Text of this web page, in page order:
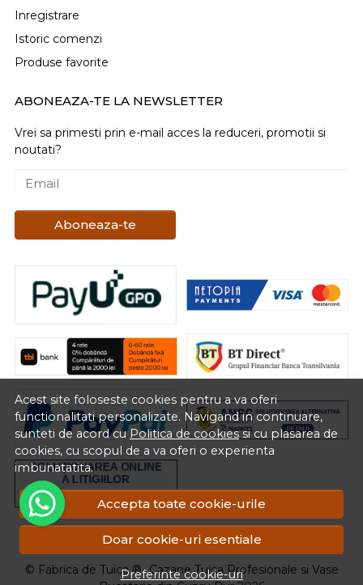
Acest site foloseste cookies pentru a va oferi
functionalitati personalizate. Navigand in continuare,
sunteti de acord cu Politica de cookiessi cu plasarea de
cookies, cu scopul de a va oferi o experienta
imbunatatita.
Accepta toate cookie-urile
Doar cookie-uri esentiale
Preferinte cookie-uri
Inregistrare
Istoric comenzi
Produse favorite
ABONEAZA-TE LA NEWSLETTER
Vrei sa primesti prin e-mail acces la reduceri, promotii si
noutati?
Email
Aboneaza-te
© Fabrica de Tuica ®- Cazane Tuica Profesionale si Vase